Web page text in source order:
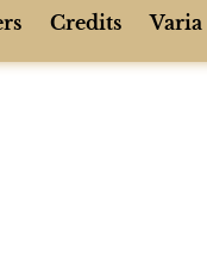
Credits Varia